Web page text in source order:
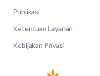
Publikasi
Ketentuan Layanan
Kebijakan Privasi